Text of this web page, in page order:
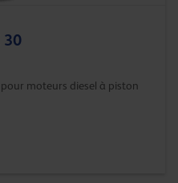
30
moteurs diesel à piston